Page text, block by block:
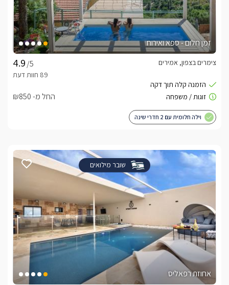
זמן חלום - ספא ואירוח
/5
צימרים בצפון, אמירים
החל מ- ₪850
וילה חלומית עם 2 חדרי שינה
שובר מילואים
אחוזת רפאליס